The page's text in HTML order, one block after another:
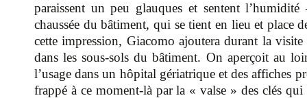
paraissent un peu glauques et sentent
chaussée du bâtiment, qui se tient en lieu et place
cette impression, Giacomo ajoutera durant la
dans les sous-sols du bâtiment. On aperçoit au
l’usage dans un hôpital gériatrique et des affiches
frappé à ce moment-là par la « valse » des clés